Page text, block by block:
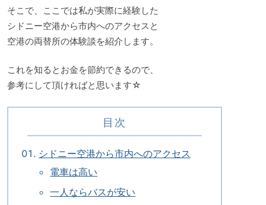
そこで、ここでは私が実際に経験した
シドニー空港から市内へのアクセスと
空港の両替所の体験談を紹介します。
これを知るとお金を節約できるので、
参考にして頂ければと思います☆
目次
シドニー空港から市内へのアクセス
電車は高い
一人ならバスが安い